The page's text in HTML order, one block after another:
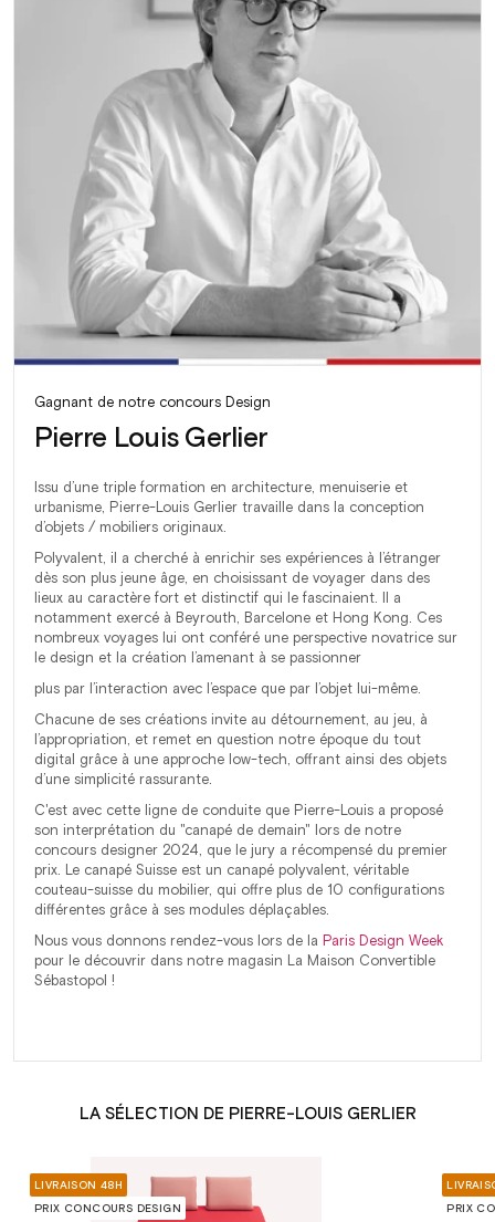
Gagnant de notre concours Design
Pierre Louis Gerlier
Issu d’une triple formation en architecture, menuiserie et
urbanisme, Pierre-Louis Gerlier travaille dans la conception
d’objets / mobiliers originaux.
Polyvalent, il a cherché à enrichir ses expériences à l’étranger
dès son plus jeune âge, en choisissant de voyager dans des
lieux au caractère fort et distinctif qui le fascinaient. Il a
notamment exercé à Beyrouth, Barcelone et Hong Kong. Ces
nombreux voyages lui ont conféré une perspective novatrice sur
le design et la création l’amenant à se passionner
plus par l’interaction avec l’espace que par l’objet lui-même.
Chacune de ses créations invite au détournement, au jeu, à
l’appropriation, et remet en question notre époque du tout
digital grâce à une approche low-tech, offrant ainsi des objets
d’une simplicité rassurante.
C'est avec cette ligne de conduite que Pierre-Louis a proposé
son interprétation du "canapé de demain" lors de notre
concours designer 2024, que le jury a récompensé du premier
prix. Le canapé Suisse est un canapé polyvalent, véritable
couteau-suisse du mobilier, qui offre plus de 10 configurations
différentes grâce à ses modules déplaçables.
Nous vous donnons rendez-vous lors de la Paris Design Week
pour le découvrir dans notre magasin La Maison Convertible
Sébastopol !
LA SÉLECTION DE PIERRE-LOUIS GERLIER
LIVRAISON 48H
PRIX CONCOURS DESIGN
PRIX